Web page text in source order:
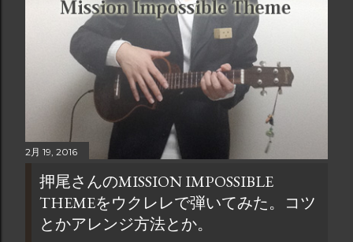
2月 19, 2016
押尾さんのMISSION IMPOSSIBLE
THEMEをウクレレで弾いてみた。コツ
とかアレンジ方法とか。